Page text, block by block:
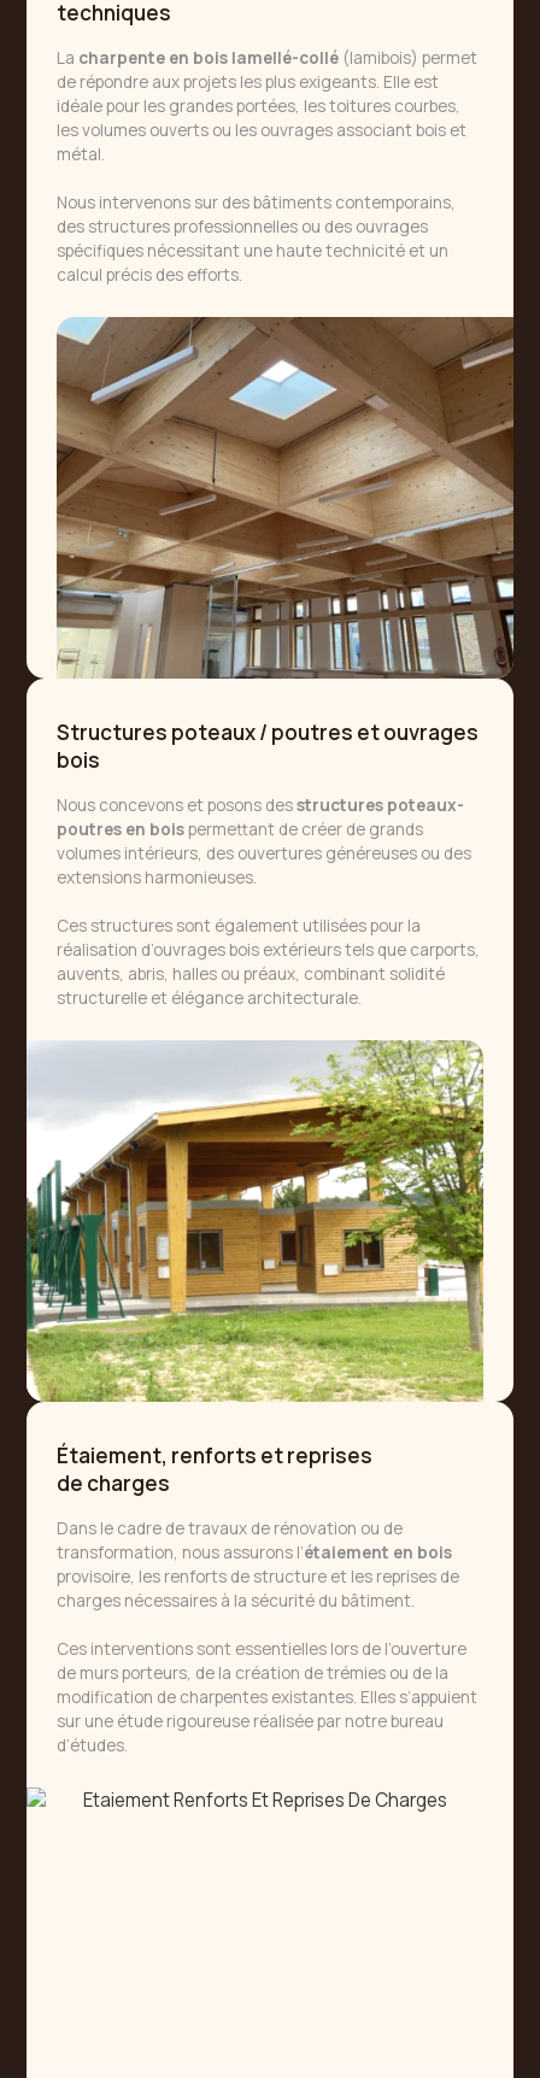
techniques
La charpente en bois lamellé-collé (lamibois) permet
de répondre aux projets les plus exigeants. Elle est
idéale pour les grandes portées, les toitures courbes,
les volumes ouverts ou les ouvrages associant bois et
métal.
Nous intervenons sur des bâtiments contemporains,
des structures professionnelles ou des ouvrages
spécifiques nécessitant une haute technicité et un
calcul précis des efforts.
Structures poteaux / poutres et ouvrages
bois
Nous concevons et posons desstructures poteaux-
poutres en boispermettant de créer de grands
volumes intérieurs, des ouvertures généreuses ou des
extensions harmonieuses.
Ces structures sont également utilisées pour la
réalisation d’ouvrages bois extérieurs tels que carports,
auvents, abris, halles ou préaux, combinant solidité
structurelle et élégance architecturale.
Étaiement, renforts et reprises
de charges
Dans le cadre de travaux de rénovation ou de
transformation, nous assurons l’étaiement en bois
provisoire, les renforts de structure et les reprises de
charges nécessaires à la sécurité du bâtiment.
Ces interventions sont essentielles lors de l’ouverture
de murs porteurs, de la création de trémies ou de la
modification de charpentes existantes. Elles s’appuient
sur une étude rigoureuse réalisée par notre bureau
d’études.